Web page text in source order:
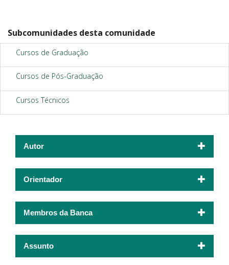
Subcomunidades desta comunidade
Cursos de Graduação
Cursos de Pós-Graduação
Cursos Técnicos
Autor
Orientador
Membros da Banca
Assunto